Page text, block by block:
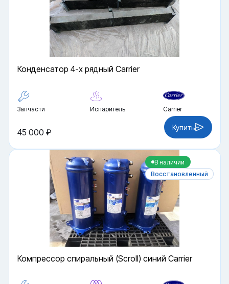
Конденсатор 4-х рядный Carrier
Запчасти Испаритель Carrier
45 000 ₽ Купить
В наличии
Восстановленный
Компрессор спиральный (Scroll) синий Carrier